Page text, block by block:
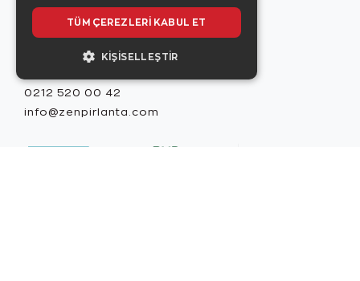
0212 520 00 42
info@zenpirlanta.com
TÜM ÇEREZLERI KABUL ET
KIŞISELLEŞTIR